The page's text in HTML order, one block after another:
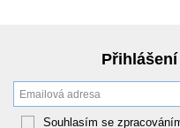
Souhlasím se